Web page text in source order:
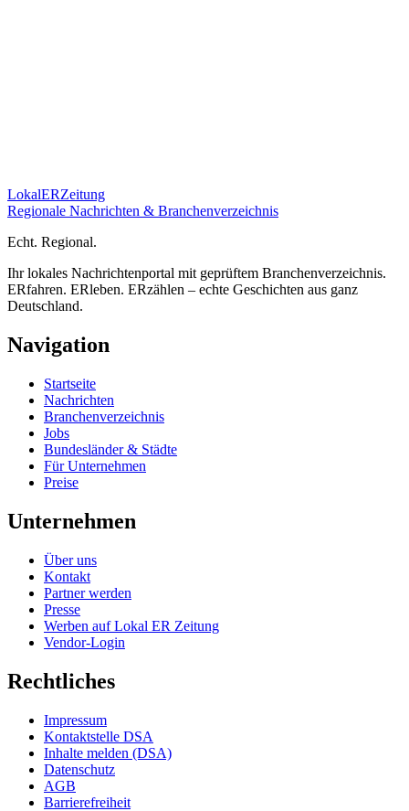
LokalERZeitung
Regionale Nachrichten & Branchenverzeichnis
Echt. Regional.
Ihr lokales Nachrichtenportal mit geprüftem Branchenverzeichnis.
ERfahren. ERleben. ERzählen – echte Geschichten aus ganz
Deutschland.
Navigation
Startseite
Nachrichten
Branchenverzeichnis
Jobs
Bundesländer & Städte
Für Unternehmen
Preise
Unternehmen
Über uns
Kontakt
Partner werden
Presse
Werben auf Lokal ER Zeitung
Vendor-Login
Rechtliches
Impressum
Kontaktstelle DSA
Inhalte melden (DSA)
Datenschutz
AGB
Barrierefreiheit